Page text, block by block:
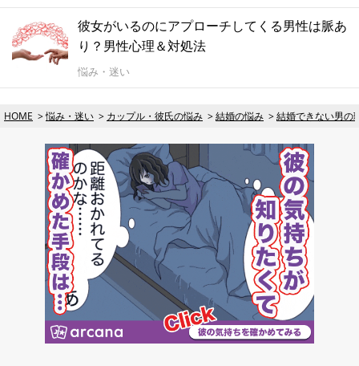
彼女がいるのにアプローチしてくる男性は脈あ
り？男性心理＆対処法
悩み・迷い
HOME 悩み・迷い カップル・彼氏の悩み 結婚の悩み 結婚できない男の